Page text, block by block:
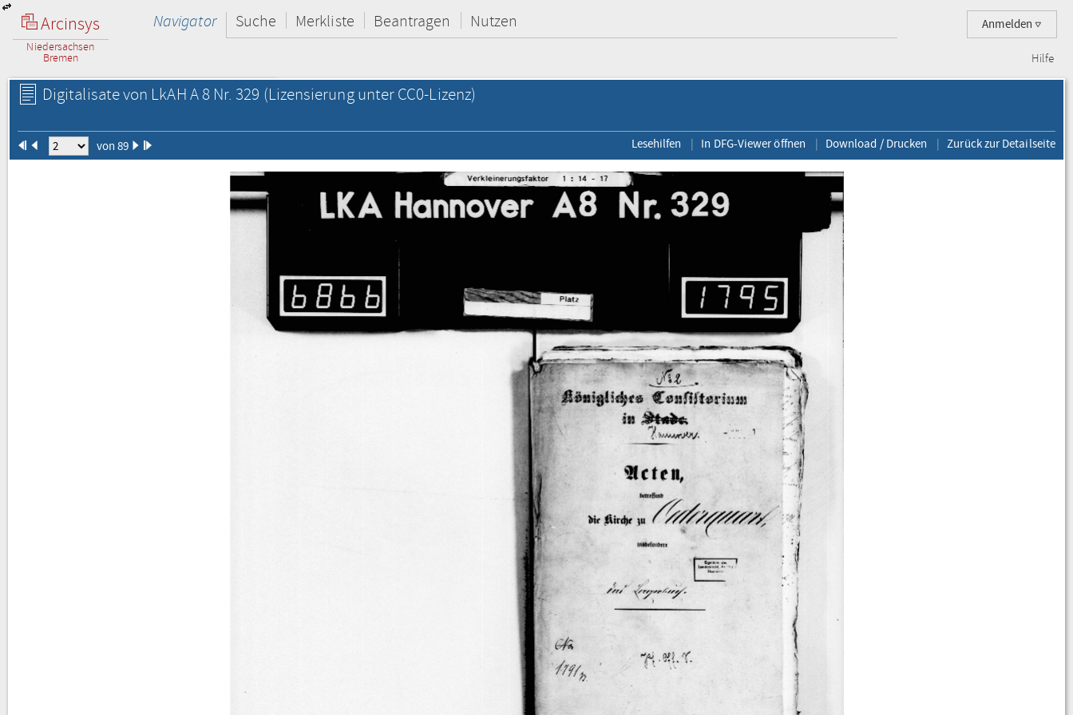
Arcinsys
Niedersachsen
Bremen
Anmelden
Navigator Suche Merkliste Beantragen Nutzen
Hilfe
Digitalisate von LkAH A 8 Nr. 329 (Lizensierung unter CC0-Lizenz)
von 89 Lesehilfen In DFG-Viewer öffnen Download / Drucken Zurück zur Detailseite